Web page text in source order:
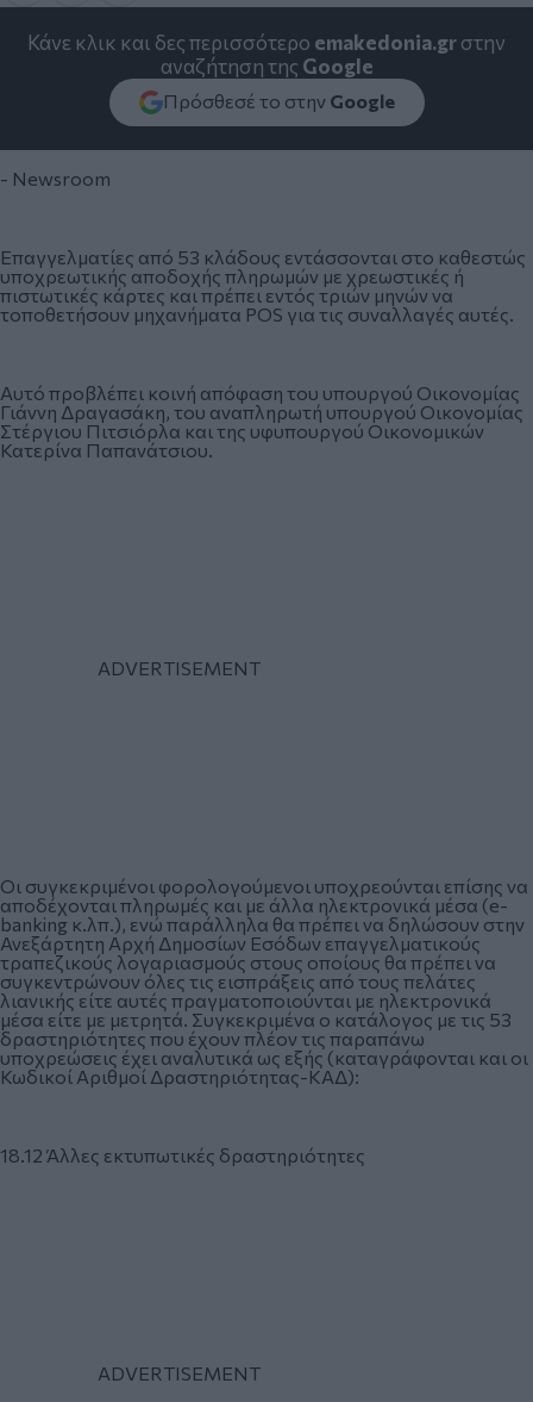
Κάνε κλικ και δες περισσότερο emakedonia.grστην
αναζήτηση της Google
Πρόσθεσέ το στην Google
- Newsroom
Επαγγελματίες από 53 κλάδους εντάσσονται στο καθεστώς
υποχρεωτικής αποδοχής πληρωμών με χρεωστικές ή
πιστωτικές κάρτες και πρέπει εντός τριών μηνών να
τοποθετήσουν μηχανήματα POS για τις συναλλαγές αυτές.
Αυτό προβλέπει κοινή απόφαση του υπουργού Οικονομίας
Γιάννη Δραγασάκη, του αναπληρωτή υπουργού Οικονομίας
Στέργιου Πιτσιόρλα και της υφυπουργού Οικονομικών
Κατερίνα Παπανάτσιου.
Οι συγκεκριμένοι φορολογούμενοι υποχρεούνται επίσης να
αποδέχονται πληρωμές και με άλλα ηλεκτρονικά μέσα (e-
banking κ.λπ.), ενώ παράλληλα θα πρέπει να δηλώσουν στην
Ανεξάρτητη Αρχή Δημοσίων Εσόδων επαγγελματικούς
τραπεζικούς λογαριασμούς στους οποίους θα πρέπει να
συγκεντρώνουν όλες τις εισπράξεις από τους πελάτες
λιανικής είτε αυτές πραγματοποιούνται με ηλεκτρονικά
μέσα είτε με μετρητά. Συγκεκριμένα ο κατάλογος με τις 53
δραστηριότητες που έχουν πλέον τις παραπάνω
υποχρεώσεις έχει αναλυτικά ως εξής (καταγράφονται και οι
Κωδικοί Αριθμοί Δραστηριότητας-ΚΑΔ):
18.12 Άλλες εκτυπωτικές δραστηριότητες